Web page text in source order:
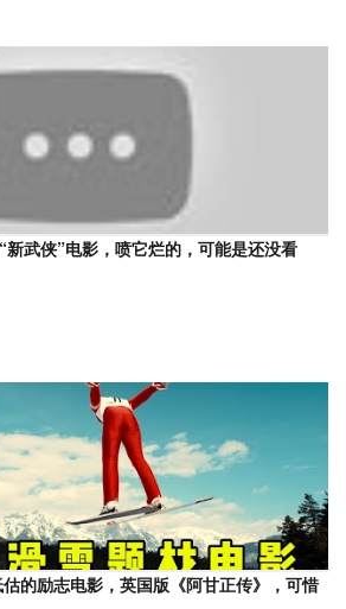
新武侠”电影，喷它烂的，可能是还没看
估的励志电影，英国版《阿甘正传》，可惜